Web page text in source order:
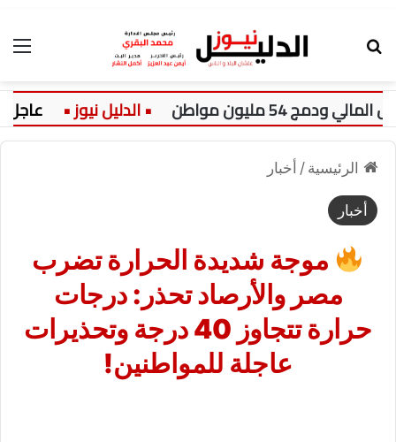
عاجل:
الرئيسية / أخبار
أخبار
موجة شديدة الحرارة تضرب
مصر والأرصاد تحذر: درجات
حرارة تتجاوز 40 درجة وتحذيرات
عاجلة للمواطنين!